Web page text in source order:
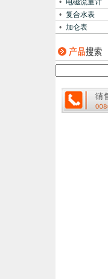
• 电磁流量计
• 复合水表
• 加仑表